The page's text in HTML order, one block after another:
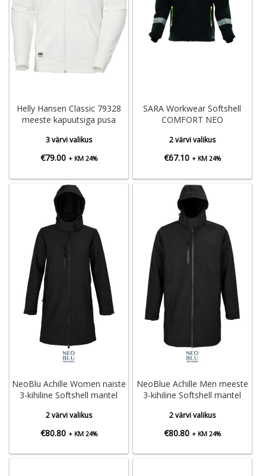
Helly Hansen Classic 79328
meeste kapuutsiga pusa
3 värvi valikus
€79.00 + KM 24%
SARA Workwear Softshell
COMFORT NEO
2 värvi valikus
€67.10 + KM 24%
NeoBlu Achille Women naiste
3-kihiline Softshell mantel
2 värvi valikus
€80.80 + KM 24%
NeoBlue Achille Men meeste
3-kihiline Softshell mantel
2 värvi valikus
€80.80 + KM 24%